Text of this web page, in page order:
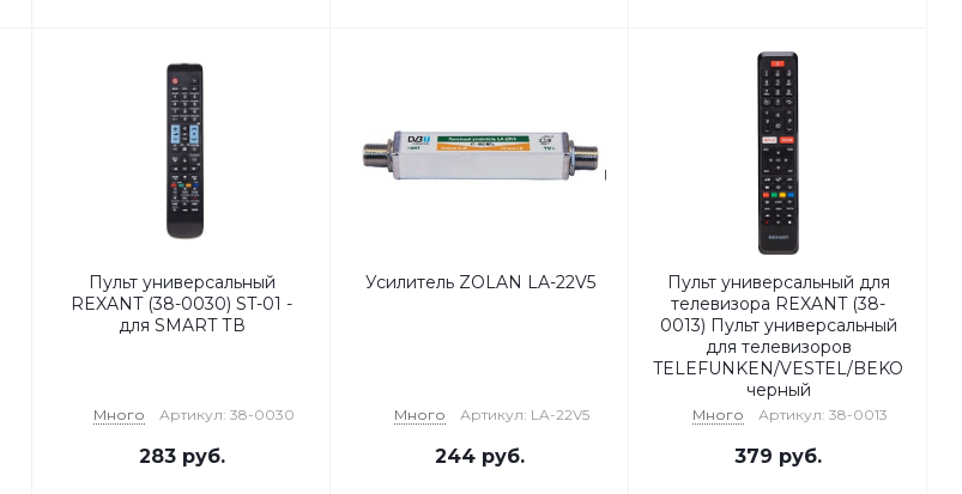
Пульт универсальный
REXANT (38-0030) ST-01 -
для SMART ТВ
Много Артикул: 38-0030
283руб.
Усилитель ZOLAN LA-22V5
Много Артикул: LA-22V5
244 руб.
Пульт универсальный для
телевизора REXANT (38-
0013) Пульт универсальный
для телевизоров
TELEFUNKEN/VESTEL/BEKO
черный
Много Артикул: 38-0013
379 руб.